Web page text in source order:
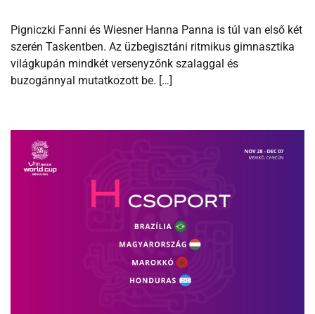
Pigniczki Fanni és Wiesner Hanna Panna is túl van első két
szerén Taskentben. Az üzbegisztáni ritmikus gimnasztika
világkupán mindkét versenyzőnk szalaggal és
buzogánnyal mutatkozott be. […]